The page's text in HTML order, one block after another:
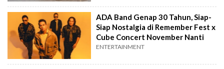
ADA Band Genap 30 Tahun, Siap-
Siap Nostalgia di Remember Fest x
Cube Concert November Nanti
ENTERTAINMENT